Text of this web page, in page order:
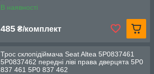
В наявності
485 ₴/комплект
Трос склопідіймача Seat Altea 5P0837461
5P0837462 передні ліві права дверцята 5P0
837 461 5P0 837 462